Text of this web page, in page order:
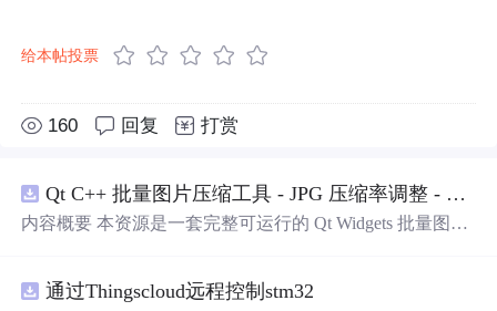
给本帖投票
160 回复 打赏
Qt C++ 批量图片压缩工具 - JPG 压缩率调整 - 批量修改分辨率 - 本地图片批处理（源码）
内容概要 本资源是一套完整可运行的 Qt Widgets 批量图片
张图片、直接读取整个文件夹内所有 JPG/PNG 图像，可自
通过Thingscloud远程控制stm32